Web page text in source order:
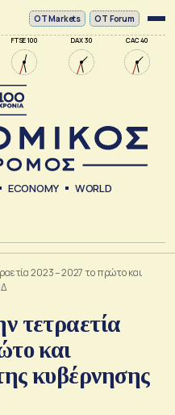
FTSE 100 DAX 30 CAC 40
ΟΤ Markets OT Forum
ECONOMY WORLD
2023 – 2027 το πρώτο και
τετραετία
και
κυβέρνησης